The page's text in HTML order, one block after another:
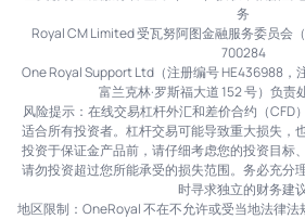
务
Royal CM Limited 受瓦努阿图金融服务委员会
700284
One Royal Support Ltd（注册编号 HE436988，
富兰克林·罗斯福大道 152 号）负责
风险提示：在线交易杠杆外汇和差价合约（CFD
适合所有投资者。杠杆交易可能导致重大损失，
投资于保证金产品前，请仔细考虑您的投资目标
请勿投资超过您所能承受的损失范围。务必充分
时寻求独立的财务建
地区限制：OneRoyal 不在不允许或受当地法律